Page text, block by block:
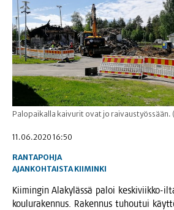
Palopaikalla kaivurit ovat jo raivaustyössään.
11.06.2020 16:50
RANTAPOHJA
AJANKOHTAISTA KIIMINKI
Kii­min­gin Ala­ky­läs­sä paloi kes­ki­viik­ko-
kou­lu­ra­ken­nus. Raken­nus tuhou­tui